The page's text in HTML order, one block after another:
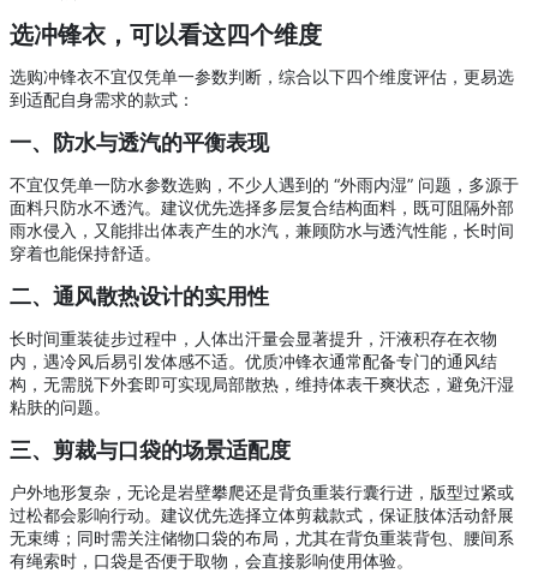
选冲锋衣，可以看这四个维度
选购冲锋衣不宜仅凭单一参数判断，综合以下四个维度评估，更易选
到适配自身需求的款式：
一、防水与透汽的平衡表现
不宜仅凭单一防水参数选购，不少人遇到的 “外雨内湿” 问题，多源于
面料只防水不透汽。建议优先选择多层复合结构面料，既可阻隔外部
雨水侵入，又能排出体表产生的水汽，兼顾防水与透汽性能，长时间
穿着也能保持舒适。
二、通风散热设计的实用性
长时间重装徒步过程中，人体出汗量会显著提升，汗液积存在衣物
内，遇冷风后易引发体感不适。优质冲锋衣通常配备专门的通风结
构，无需脱下外套即可实现局部散热，维持体表干爽状态，避免汗湿
粘肤的问题。
三、剪裁与口袋的场景适配度
户外地形复杂，无论是岩壁攀爬还是背负重装行囊行进，版型过紧或
过松都会影响行动。建议优先选择立体剪裁款式，保证肢体活动舒展
无束缚；同时需关注储物口袋的布局，尤其在背负重装背包、腰间系
有绳索时，口袋是否便于取物，会直接影响使用体验。